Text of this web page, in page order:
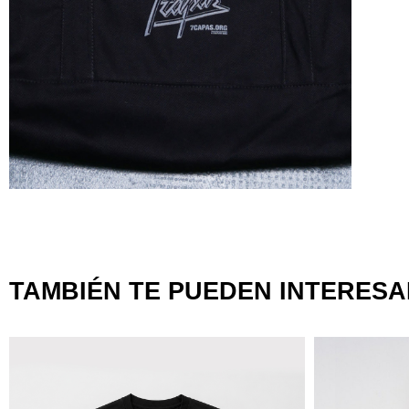
TAMBIÉN TE PUEDEN